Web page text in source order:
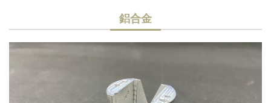
鋁合金
鋁合金